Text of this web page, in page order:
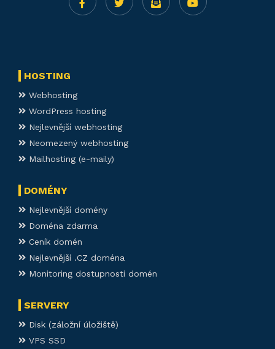
HOSTING
Webhosting
WordPress hosting
Nejlevnější webhosting
Neomezený webhosting
Mailhosting (e-maily)
DOMÉNY
Nejlevnější domény
Doména zdarma
Ceník domén
Nejlevnější .CZ doména
Monitoring dostupnosti domén
SERVERY
Disk (záložní úložiště)
VPS SSD